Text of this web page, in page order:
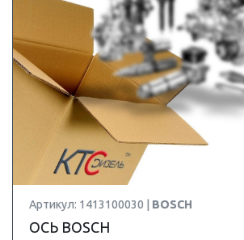
Артикул: 1413100030 | BOSCH
ОСЬ BOSCH